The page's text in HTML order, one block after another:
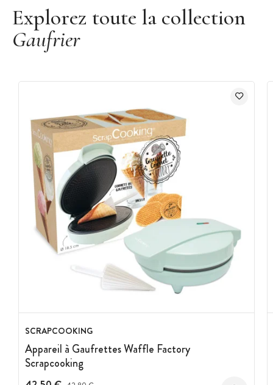
Explorez toute la collection
Gaufrier
SCRAPCOOKING
Appareil à Gaufrettes Waffle Factory
Scrapcooking
Prix avant réduction :